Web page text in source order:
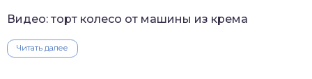
Видео: торт колесо от машины из крема
Читать далее